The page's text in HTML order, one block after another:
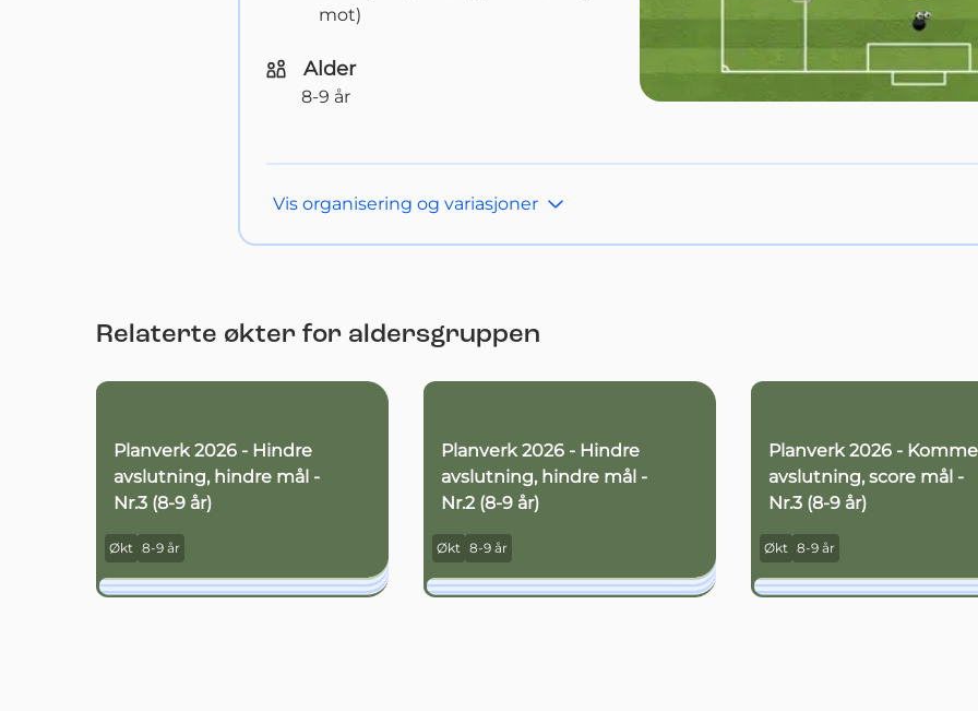
mot)
Alder
8-9 år
Vis organisering og variasjoner
Relaterte økter for aldersgruppen
Planverk 2026 - Hindre
avslutning, hindre mål -
Nr.3 (8-9 år)
Økt 8-9 år
Planverk 2026 - Hindre
avslutning, hindre mål -
Nr.2 (8-9 år)
Økt 8-9 år
Planverk 2026 -
avslutning, score mål -
Nr.3 (8-9 år)
Økt 8-9 år